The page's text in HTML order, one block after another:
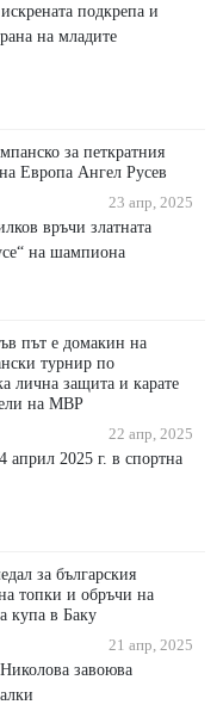
подкрепа и
на младите
за петкратния
Европа Ангел Русев
23 апр, 2025
връчи златната
на шампиона
път е домакин на
турнир по
лична защита и карате
на МВР
22 апр, 2025
април 2025 г. в спортна
за българския
топки и обръчи на
купа в Баку
21 апр, 2025
завоюва